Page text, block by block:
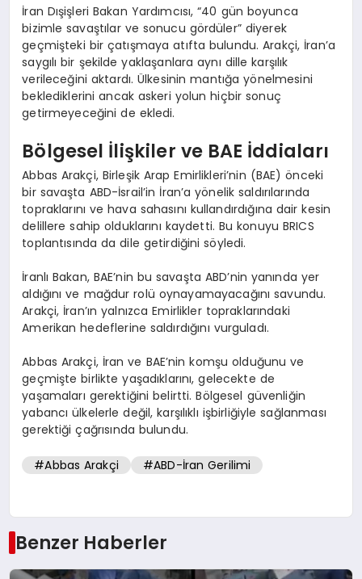
İran Dışişleri Bakan Yardımcısı, “40 gün boyunca
bizimle savaştılar ve sonucu gördüler” diyerek
geçmişteki bir çatışmaya atıfta bulundu. Arakçi, İran’a
saygılı bir şekilde yaklaşanlara aynı dille karşılık
verileceğini aktardı. Ülkesinin mantığa yönelmesini
beklediklerini ancak askeri yolun hiçbir sonuç
getirmeyeceğini de ekledi.
Bölgesel İlişkiler ve BAE İddiaları
Abbas Arakçi, Birleşik Arap Emirlikleri’nin (BAE) önceki
bir savaşta ABD-İsrail’in İran’a yönelik saldırılarında
topraklarını ve hava sahasını kullandırdığına dair kesin
delillere sahip olduklarını kaydetti. Bu konuyu BRICS
toplantısında da dile getirdiğini söyledi.
İranlı Bakan, BAE’nin bu savaşta ABD’nin yanında yer
aldığını ve mağdur rolü oynayamayacağını savundu.
Arakçi, İran’ın yalnızca Emirlikler topraklarındaki
Amerikan hedeflerine saldırdığını vurguladı.
Abbas Arakçi, İran ve BAE’nin komşu olduğunu ve
geçmişte birlikte yaşadıklarını, gelecekte de
yaşamaları gerektiğini belirtti. Bölgesel güvenliğin
yabancı ülkelerle değil, karşılıklı işbirliğiyle sağlanması
gerektiği çağrısında bulundu.
#Abbas Arakçi #ABD-İran Gerilimi
Benzer Haberler